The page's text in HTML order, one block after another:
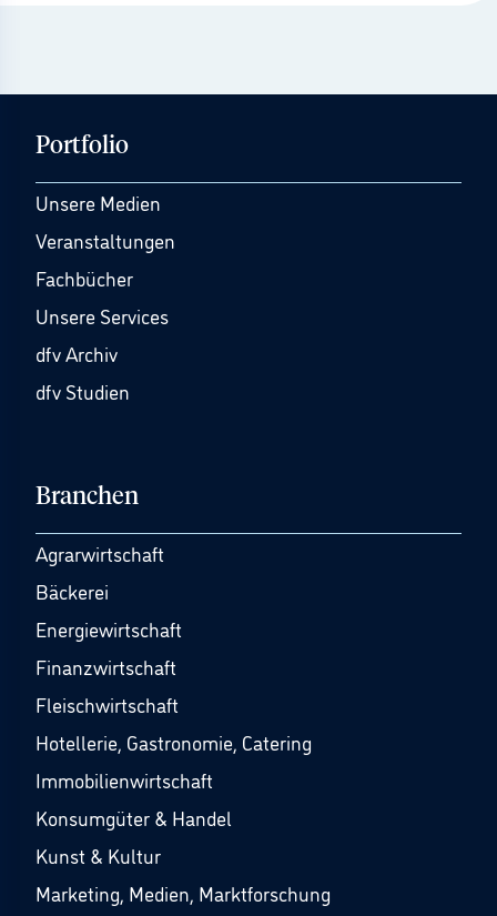
Portfolio
Unsere Medien
Veranstaltungen
Fachbücher
Unsere Services
dfv Archiv
dfv Studien
Branchen
Agrarwirtschaft
Bäckerei
Energiewirtschaft
Finanzwirtschaft
Fleischwirtschaft
Hotellerie, Gastronomie, Catering
Immobilienwirtschaft
Konsumgüter & Handel
Kunst & Kultur
Marketing, Medien, Marktforschung